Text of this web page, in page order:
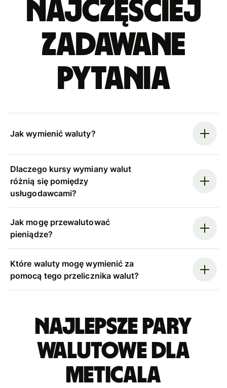
Najczęściej
zadawane
pytania
Jak wymienić waluty?
Dlaczego kursy wymiany walut
różnią się pomiędzy
usługodawcami?
Jak mogę przewalutować
pieniądze?
Które waluty mogę wymienić za
pomocą tego przelicznika walut?
Najlepsze pary
walutowe dla
meticala